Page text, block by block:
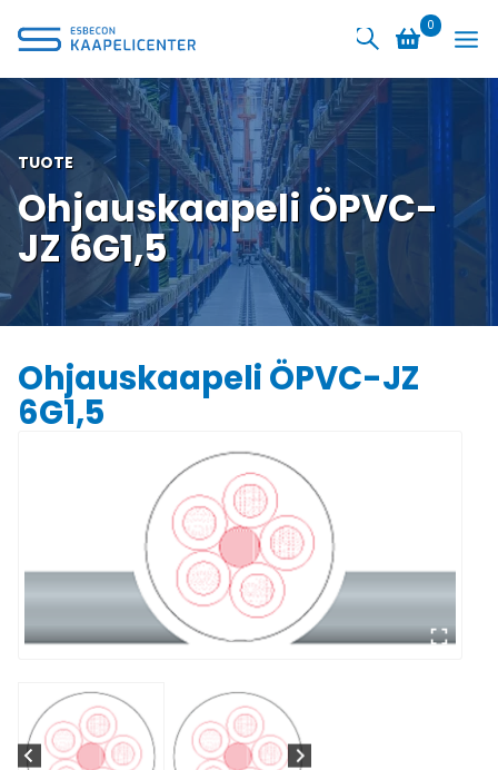
sisältöön
0
TUOTE
Ohjauskaapeli ÖPVC-
JZ 6G1,5
Ohjauskaapeli ÖPVC-JZ
6G1,5